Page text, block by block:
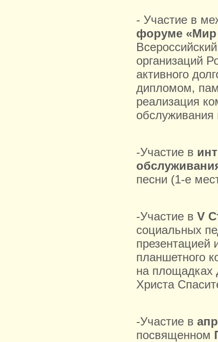
- Участие в
форуме «Мир
организаций
активного
дипломом,
реализация
обслуживания
-Участие в
песни (1-е
-Участие в V
социальных
презентацией
планшетного
на
Христа
-Участие в
посвященном